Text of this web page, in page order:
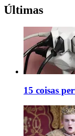
Últimas
15 coisas